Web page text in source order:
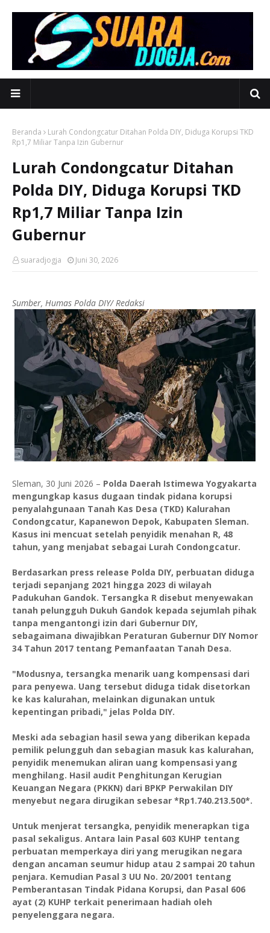
Beranda
Lurah Condongcatur Ditahan Polda DIY, Diduga Korupsi TKD
Rp1,7 Miliar Tanpa Izin Gubernur
Lurah Condongcatur Ditahan
Polda DIY, Diduga Korupsi TKD
Rp1,7 Miliar Tanpa Izin
Gubernur
suaradjogja Juni 30, 2026
Sumber, Humas Polda DIY/ Redaksi
Sleman, 30 Juni 2026 – Polda Daerah Istimewa Yogyakarta
mengungkap kasus dugaan tindak pidana korupsi
penyalahgunaan Tanah Kas Desa (TKD) Kalurahan
Condongcatur, Kapanewon Depok, Kabupaten Sleman.
Kasus ini mencuat setelah penyidik menahan R, 48
tahun, yang menjabat sebagai Lurah Condongcatur.
Berdasarkan press release Polda DIY, perbuatan diduga
terjadi sepanjang 2021 hingga 2023 di wilayah
Padukuhan Gandok. Tersangka R disebut menyewakan
tanah pelungguh Dukuh Gandok kepada sejumlah pihak
tanpa mengantongi izin dari Gubernur DIY,
sebagaimana diwajibkan Peraturan Gubernur DIY Nomor
34 Tahun 2017 tentang Pemanfaatan Tanah Desa.
"Modusnya, tersangka menarik uang kompensasi dari
para penyewa. Uang tersebut diduga tidak disetorkan
ke kas kalurahan, melainkan digunakan untuk
kepentingan pribadi," jelas Polda DIY.
Meski ada sebagian hasil sewa yang diberikan kepada
pemilik pelungguh dan sebagian masuk kas kalurahan,
penyidik menemukan aliran uang kompensasi yang
menghilang. Hasil audit Penghitungan Kerugian
Keuangan Negara (PKKN) dari BPKP Perwakilan DIY
menyebut negara dirugikan sebesar *Rp1.740.213.500*.
Untuk menjerat tersangka, penyidik menerapkan tiga
pasal sekaligus. Antara lain Pasal 603 KUHP tentang
perbuatan memperkaya diri yang merugikan negara
dengan ancaman seumur hidup atau 2 sampai 20 tahun
penjara. Kemudian Pasal 3 UU No. 20/2001 tentang
Pemberantasan Tindak Pidana Korupsi, dan Pasal 606
ayat (2) KUHP terkait penerimaan hadiah oleh
penyelenggara negara.